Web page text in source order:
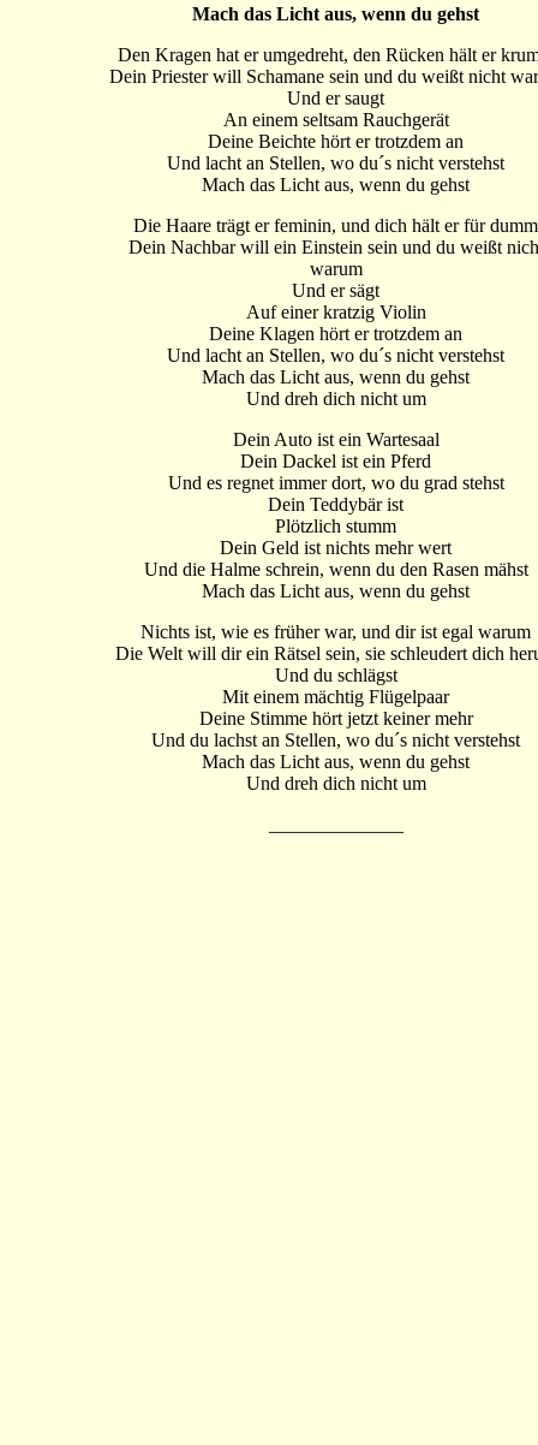
Mach das Licht aus, wenn du gehst
Den Kragen hat er umgedreht, den Rücken hält er
Dein Priester will Schamane sein und du weißt nicht
Und er saugt
An einem seltsam Rauchgerät
Deine Beichte hört er trotzdem an
Und lacht an Stellen, wo du´s nicht verstehst
Mach das Licht aus, wenn du gehst
Die Haare trägt er feminin, und dich hält er für dumm
Dein Nachbar will ein Einstein sein und du weißt
warum
Und er sägt
Auf einer kratzig Violin
Deine Klagen hört er trotzdem an
Und lacht an Stellen, wo du´s nicht verstehst
Mach das Licht aus, wenn du gehst
Und dreh dich nicht um
Dein Auto ist ein Wartesaal
Dein Dackel ist ein Pferd
Und es regnet immer dort, wo du grad stehst
Dein Teddybär ist
Plötzlich stumm
Dein Geld ist nichts mehr wert
Und die Halme schrein, wenn du den Rasen mähst
Mach das Licht aus, wenn du gehst
Nichts ist, wie es früher war, und dir ist egal warum
Die Welt will dir ein Rätsel sein, sie schleudert dich
Und du schlägst
Mit einem mächtig Flügelpaar
Deine Stimme hört jetzt keiner mehr
Und du lachst an Stellen, wo du´s nicht verstehst
Mach das Licht aus, wenn du gehst
Und dreh dich nicht um